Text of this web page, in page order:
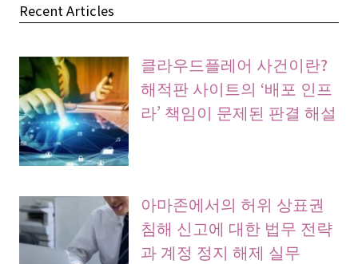
Recent Articles
클라우드플레어 사건이란?
해적판 사이트의 ‘배포 인프
라’ 책임이 문제된 판결 해설
아마존에서의 허위 상표권
침해 신고에 대한 법무 전략
과 계정 정지 해제 실무